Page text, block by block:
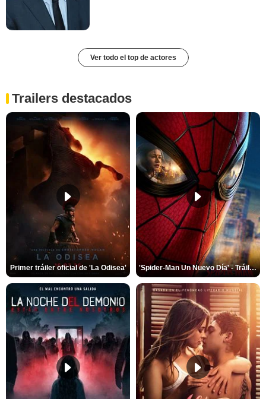
Ver todo el top de actores
Trailers destacados
Primer tráiler oficial de 'La Odisea' 'Spider-Man Un Nuevo Día' - Tráiler oficial subtitulado